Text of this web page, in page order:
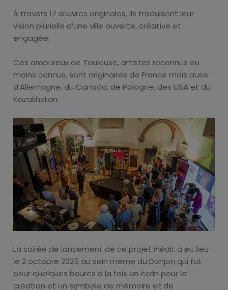
À travers 17 œuvres originales, ils traduisent leur
vision plurielle d’une ville ouverte, créative et
engagée.
Ces amoureux de Toulouse, artistes reconnus ou
moins connus, sont originaires de France mais aussi
d’Allemagne, du Canada, de Pologne, des USA et du
Kazakhstan.
La soirée de lancement de ce projet inédit a eu lieu
le 2 octobre 2025 au sein même du Donjon qui fut
pour quelques heures à la fois un écrin pour la
création et un symbole de mémoire et de